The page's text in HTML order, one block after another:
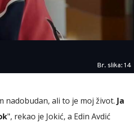
Br. slika: 14
nadobudan, ali to je moj život. Ja
", rekao je Jokić, a Edin Avdić